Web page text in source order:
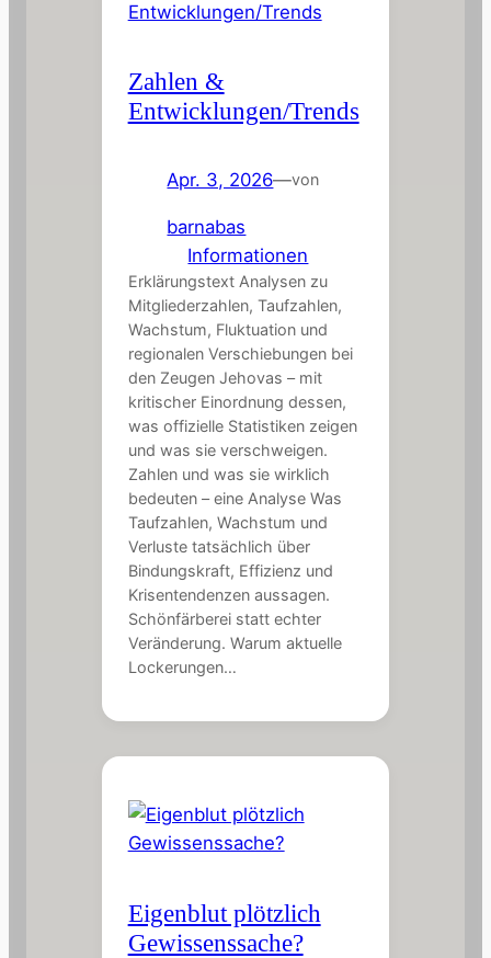
Zahlen &
Entwicklungen/Trends
Apr. 3, 2026—von
barnabas
Informationen
Erklärungstext Analysen zu
Mitgliederzahlen, Taufzahlen,
Wachstum, Fluktuation und
regionalen Verschiebungen bei
den Zeugen Jehovas – mit
kritischer Einordnung dessen,
was offizielle Statistiken zeigen
und was sie verschweigen.
Zahlen und was sie wirklich
bedeuten – eine Analyse Was
Taufzahlen, Wachstum und
Verluste tatsächlich über
Bindungskraft, Effizienz und
Krisentendenzen aussagen.
Schönfärberei statt echter
Veränderung. Warum aktuelle
Lockerungen…
Eigenblut plötzlich
Gewissenssache?